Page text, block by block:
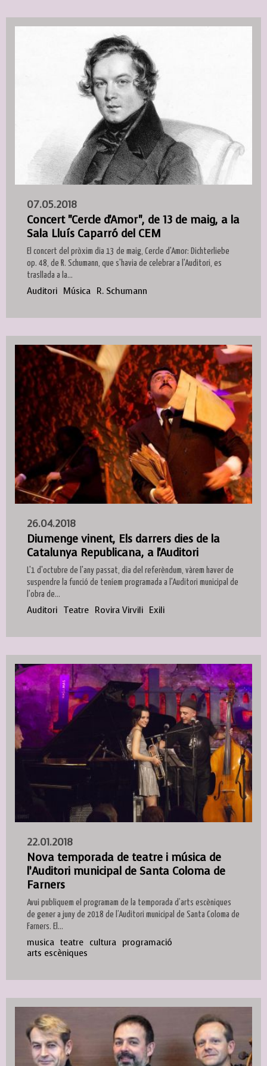
07.05.2018
Concert "Cercle d'Amor", de 13 de maig, a la
Sala Lluís Caparró del CEM
El concert del pròxim dia 13 de maig, Cercle d'Amor: Dichterliebe
op. 48, de R. Schumann, que s'havia de celebrar a l'Auditori, es
trasllada a la...
Auditori Música R. Schumann
26.04.2018
Diumenge vinent, Els darrers dies de la
Catalunya Republicana, a l'Auditori
L'1 d'octubre de l'any passat, dia del referèndum, vàrem haver de
suspendre la funció de teníem programada a l'Auditori municipal de
l'obra de...
Auditori Teatre Rovira Virvili Exili
22.01.2018
Nova temporada de teatre i música de
l’Auditori municipal de Santa Coloma de
Farners
Avui publiquem el programam de la temporada d’arts escèniques
de gener a juny de 2018 de l’Auditori municipal de Santa Coloma de
Farners. El...
musica teatre cultura programació
arts escèniques